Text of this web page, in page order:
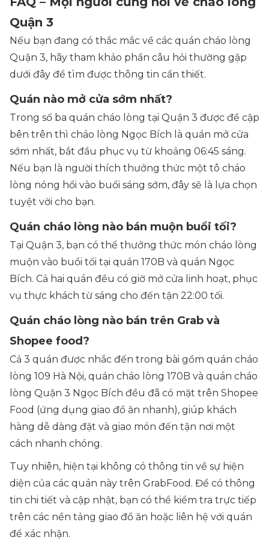
Quận 3
Nếu bạn đang có thắc mắc về các quán cháo lòng
Quận 3, hãy tham khảo phần câu hỏi thường gặp
dưới đây để tìm được thông tin cần thiết.
Quán nào mở cửa sớm nhất?
Trong số ba quán cháo lòng tại Quận 3 được đề cập
bên trên thì cháo lòng Ngọc Bích là quán mở cửa
sớm nhất, bắt đầu phục vụ từ khoảng 06:45 sáng.
Nếu bạn là người thích thưởng thức một tô cháo
lòng nóng hổi vào buổi sáng sớm, đây sẽ là lựa chọn
tuyệt vời cho bạn.
Quán cháo lòng nào bán muộn buổi tối?
Tại Quận 3, bạn có thể thưởng thức món cháo lòng
muộn vào buổi tối tại quán 170B và quán Ngọc
Bích. Cả hai quán đều có giờ mở cửa linh hoạt, phục
vụ thực khách từ sáng cho đến tận 22:00 tối.
Quán cháo lòng nào bán trên Grab và
Shopee food?
Cả 3 quán được nhắc đến trong bài gồm quán cháo
lòng 109 Hà Nội, quán cháo lòng 170B và quán cháo
lòng Quận 3 Ngọc Bích đều đã có mặt trên Shopee
Food (ứng dụng giao đồ ăn nhanh), giúp khách
hàng dễ dàng đặt và giao món đến tận nơi một
cách nhanh chóng.
Tuy nhiên, hiện tại không có thông tin về sự hiện
diện của các quán này trên GrabFood. Để có thông
tin chi tiết và cập nhật, bạn có thể kiểm tra trực tiếp
trên các nền tảng giao đồ ăn hoặc liên hệ với quán
để xác nhận.